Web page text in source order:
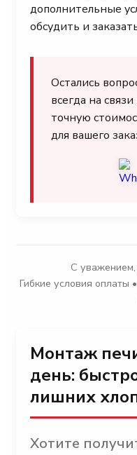
дополнительные
обсудить и
Остались
всегда на
точную
для вашего
С
Гибкие условия
Монтаж
день:
лишних
Хотите